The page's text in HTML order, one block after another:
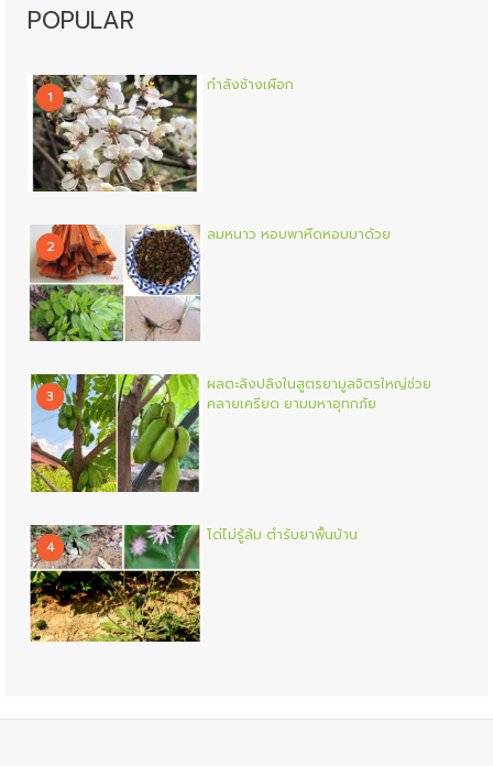
POPULAR
1
กำลังช้างเผือก
2
ลมหนาว หอบพาหืดหอบมาด้วย
3
ผลตะลิงปลิงในสูตรยามูลจิตรใหญ่ช่วย
คลายเครียด ยามมหาอุทกภัย
4
โด่ไม่รู้ล้ม ตำรับยาพื้นบ้าน